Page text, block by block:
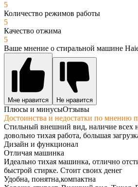
5
Количество режимов работы
5
Качество отжима
5
Ваше мнение о стиральной машине
Мне нравится Не нравится
Плюсы и минусыОтзывы
Достоинства и недостатки по мнению
Стильный внешний вид, наличие всех
довольно тихая работа, большая
Дизайн и функционал
Отличая машинка
Идеально тихая машинка, отлично
быстрой стирке. Стоит своих денег
Удобна, понятна,компактна